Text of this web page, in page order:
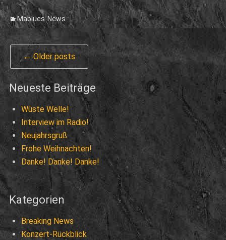
Categories
Mablues-News
Post
navigation
← Older posts
Neueste Beiträge
Wüste Welle!
Interview im Radio!
Neujahrsgruß
Frohe Weihnachten!
Danke! Danke! Danke!
Kategorien
Breaking News
Konzert-Rückblick